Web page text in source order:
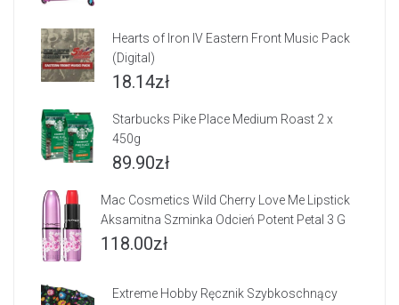
Hearts of Iron IV Eastern Front Music Pack
(Digital)
18.14zł
Starbucks Pike Place Medium Roast 2 x
450g
89.90zł
Mac Cosmetics Wild Cherry Love Me Lipstick
Aksamitna Szminka Odcień Potent Petal 3 G
118.00zł
Extreme Hobby Ręcznik Szybkoschnący